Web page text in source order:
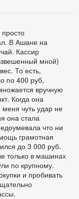
В Ашане на
Кассир
мной)
То есть,
по 400 руб,
вручную
Когда она
чуть удар не
она стала
что ни
грамотная
до 3 000 руб.
только в машинах
по крупному.
и пробивать